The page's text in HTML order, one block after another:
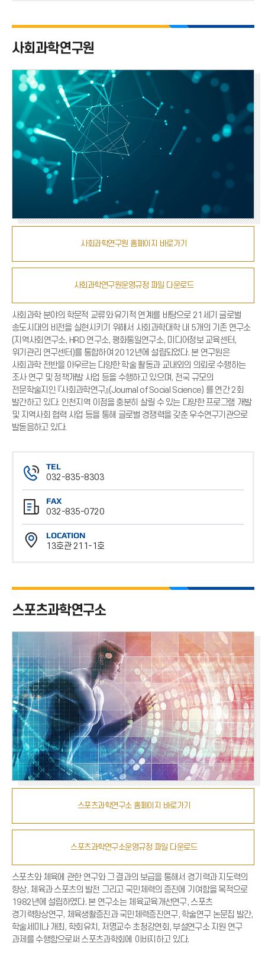
사회과학연구원 홈페이지 바로가기
사회과학연구원운영규정 파일 다운로드
사회과학연구원
사회과학 분야의 학문적 교류와 유기적 연계를 바탕으로 21세기 글로벌
송도시대의 비전을 실현시키기 위해서 사회과학대학 내 5개의 기존 연구소
(지역사회연구소, HRD 연구소, 평화통일연구소, 미디어정보 교육센터,
위기관리 연구센터)를 통합하여 2012년에 설립되었다. 본 연구원은
사회과학 전반을 아우르는 다양한 학술 활동과 교내외의 의뢰로 수행하는
조사 연구 및 정책개발 사업 등을 수행하고 있으며, 전국 규모의
전문학술지인 『사회과학연구』(Journal of Social Science) 를 연간 2회
발간하고 있다. 인천지역 이점을 충분히 살릴 수 있는 다양한 프로그램 개발
및 지역사회 협력 사업 등을 통해 글로벌 경쟁력을 갖춘 우수연구기관으로
발돋음하고 있다.
TEL
032-835-8303
전
화
번
호
FAX
032-835-0720
팩
스
번
LOCATION
13호관 211-1호
스포츠과학연구소 홈페이지 바로가기
스포츠과학연구소운영규정 파일 다운로드
스포츠과학연구소
스포츠와 체육에 관한 연구와 그 결과의 보급을 통해서 경기력과 지도력의
향상, 체육과 스포츠의 발전 그리고 국민체력의 증진에 기여함을 목적으로
1982년에 설립하였다. 본 연구소는 체육교육개선연구, 스포츠
경기력항상연구, 체육생활증진과 국민체력증진연구, 학술연구 논문집 발간,
학술세미나 개최, 학회유치, 저명교수 초청강연회, 부설연구소 지원 연구
과제를 수행함으로써 스포츠과학회에 이바지하고 있다.